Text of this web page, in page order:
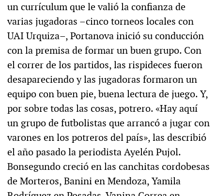
un currículum que le valió la confianza de
varias jugadoras –cinco torneos locales con
UAI Urquiza–, Portanova inició su conducción
con la premisa de formar un buen grupo. Con
el correr de los partidos, las rispideces fueron
desapareciendo y las jugadoras formaron un
equipo con buen pie, buena lectura de juego. Y,
por sobre todas las cosas, potrero. «Hay aquí
un grupo de futbolistas que arrancó a jugar con
varones en los potreros del país», las describió
el año pasado la periodista Ayelén Pujol.
Bonsegundo creció en las canchitas cordobesas
de Morteros, Banini en Mendoza, Yamila